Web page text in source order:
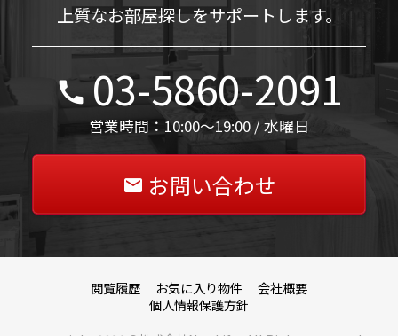
上質なお部屋探しをサポートします。
03-5860-2091
営業時間：10:00～19:00 / 水曜日
お問い合わせ
閲覧履歴 お気に入り物件
会社概要
個人情報保護方針